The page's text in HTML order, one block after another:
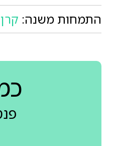
התמחות משנה: